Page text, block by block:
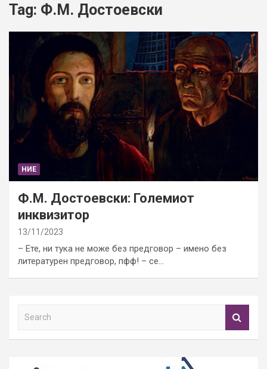
Tag: Ф.М. Достоевски
НИЕ
Ф.М. Достоевски: Големиот
инквизитор
13/11/2023
– Ете, ни тука не може без предговор – имено без
литературен предговор, пфф! – се…